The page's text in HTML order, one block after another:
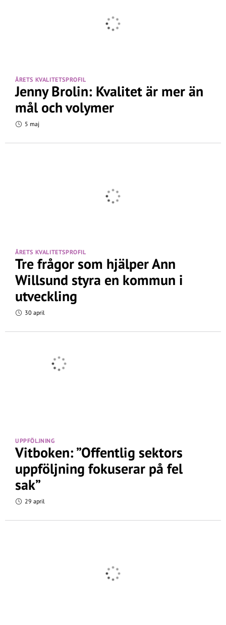
ÅRETS KVALITETSPROFIL
Jenny Brolin: Kvalitet är mer än
mål och volymer
5 maj
ÅRETS KVALITETSPROFIL
Tre frågor som hjälper Ann
Willsund styra en kommun i
utveckling
30 april
UPPFÖLJNING
Vitboken: ”Offentlig sektors
uppföljning fokuserar på fel
sak”
29 april